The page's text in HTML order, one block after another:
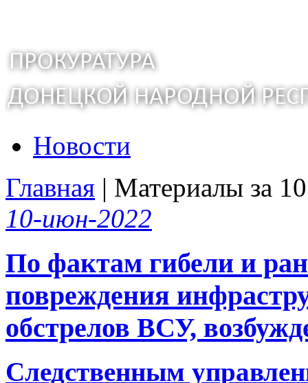
Новости
Главная | Материалы за
10-июн-2022
По фактам гибели и
повреждения
обстрелов ВСУ,
Следственным